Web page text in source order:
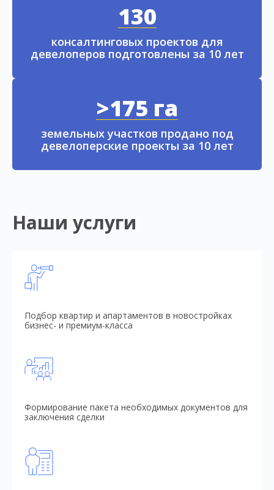
130
консалтинговых проектов для
девелоперов подготовлены за 10 лет
>175 га
земельных участков продано под
девелоперские проекты за 10 лет
Наши услуги
Подбор квартир и апартаментов в новостройках
бизнес- и премиум-класса
Формирование пакета необходимых документов для
заключения сделки